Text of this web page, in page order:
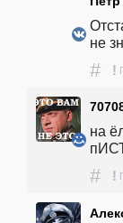
не
# !
на
# !